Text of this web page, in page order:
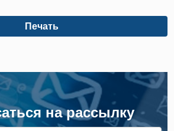
Печать
на рассылку